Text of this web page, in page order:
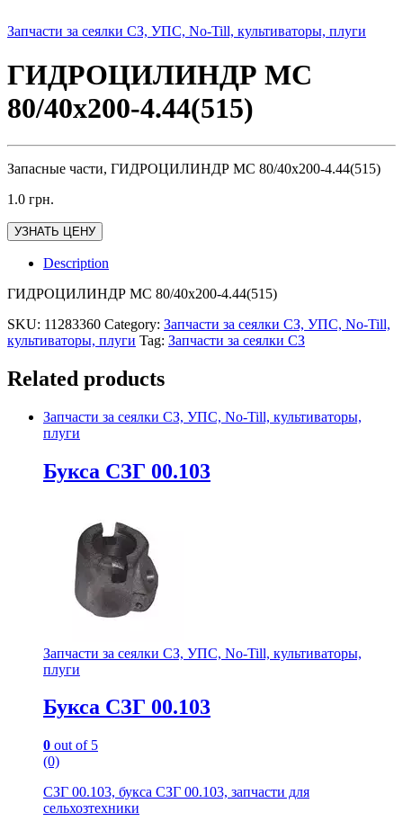
Запчасти за сеялки СЗ, УПС, No-Till, культиваторы, плуги
ГИДРОЦИЛИНДР МС
80/40х200-4.44(515)
Запасные части, ГИДРОЦИЛИНДР МС 80/40х200-4.44(515)
1.0 грн.
УЗНАТЬ ЦЕНУ
Description
ГИДРОЦИЛИНДР МС 80/40х200-4.44(515)
SKU: 11283360 Category: Запчасти за сеялки СЗ, УПС, No-Till,
культиваторы, плуги Tag: Запчасти за сеялки СЗ
Related products
Запчасти за сеялки СЗ, УПС, No-Till, культиваторы,
плуги
Букса СЗГ 00.103
Запчасти за сеялки СЗ, УПС, No-Till, культиваторы,
плуги
Букса СЗГ 00.103
0 out of 5
(0)
СЗГ 00.103, букса СЗГ 00.103, запчасти для
сельхозтехники